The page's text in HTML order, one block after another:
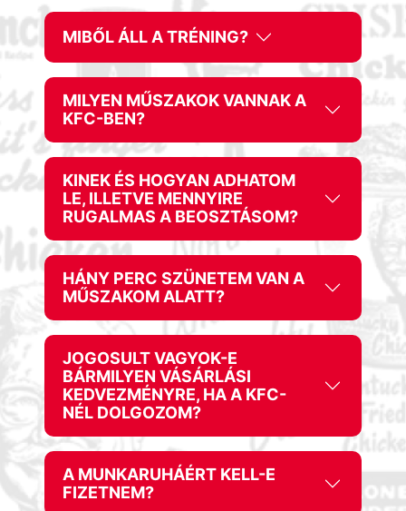
MIBŐL ÁLL A TRÉNING?
MILYEN MŰSZAKOK VANNAK A
KFC-BEN?
KINEK ÉS HOGYAN ADHATOM
LE, ILLETVE MENNYIRE
RUGALMAS A BEOSZTÁSOM?
HÁNY PERC SZÜNETEM VAN A
MŰSZAKOM ALATT?
JOGOSULT VAGYOK-E
BÁRMILYEN VÁSÁRLÁSI
KEDVEZMÉNYRE, HA A KFC-
NÉL DOLGOZOM?
A MUNKARUHÁÉRT KELL-E
FIZETNEM?